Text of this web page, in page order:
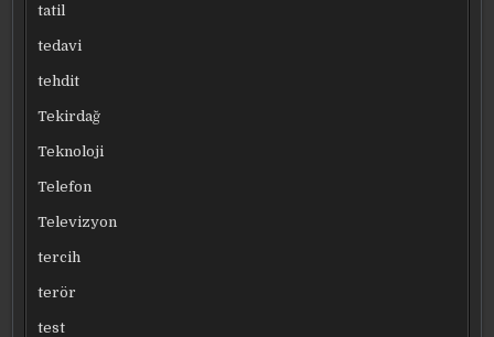
tatil
tedavi
tehdit
Tekirdağ
Teknoloji
Telefon
Televizyon
tercih
terör
test